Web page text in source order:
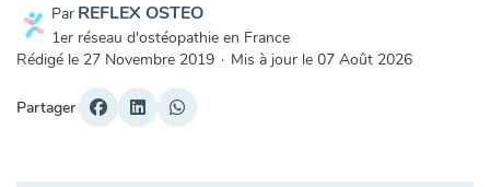
Par REFLEX OSTEO
1er réseau d'ostéopathie en France
Rédigé le 27 Novembre 2019 · Mis à jour le 07 Août 2026
Partager